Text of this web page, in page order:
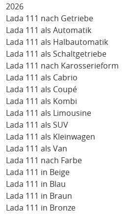
2026
Lada 111 nach Getriebe
Lada 111 als Automatik
Lada 111 als Halbautomatik
Lada 111 als Schaltgetriebe
Lada 111 nach Karosserieform
Lada 111 als Cabrio
Lada 111 als Coupé
Lada 111 als Kombi
Lada 111 als Limousine
Lada 111 als SUV
Lada 111 als Kleinwagen
Lada 111 als Van
Lada 111 nach Farbe
Lada 111 in Beige
Lada 111 in Blau
Lada 111 in Braun
Lada 111 in Bronze